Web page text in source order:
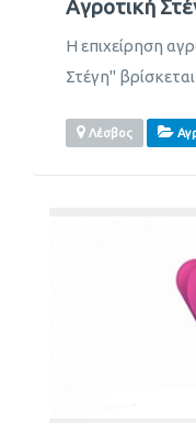
Αγροτική
Η επιχείρηση
Στέγη"
Λέσβος